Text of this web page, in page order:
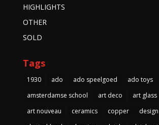
HIGHLIGHTS
OTHER
SOLD
Tags
1930 ado ado speelgoed ado toys
amsterdamse school
art deco
art glass
art nouveau
ceramics copper
design